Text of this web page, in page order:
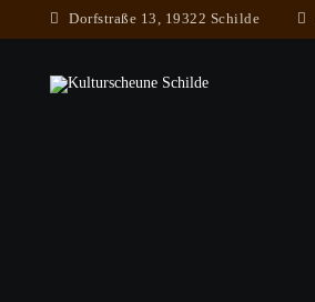
Dorfstraße 13, 19322 Schilde